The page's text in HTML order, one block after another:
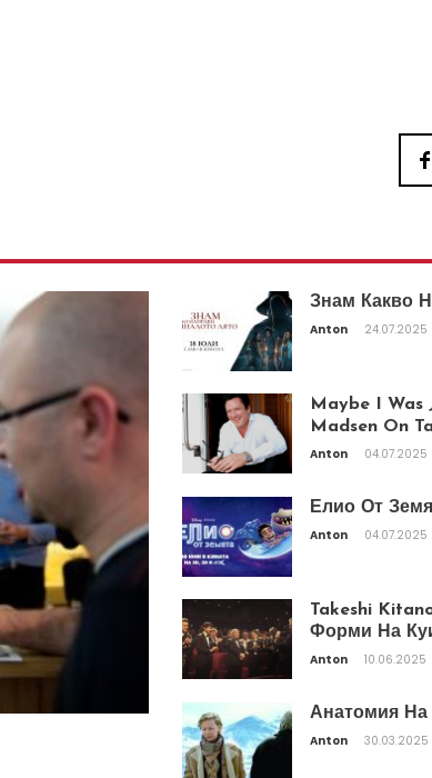
Знам Какво
Anton 24.07.2025
Maybe I Was
Madsen On
Anton 04.07.2025
Елио От
Anton 04.07.2025
Takeshi
Форми На
Anton 10.06.2025
Анатомия На
Anton 30.03.2025